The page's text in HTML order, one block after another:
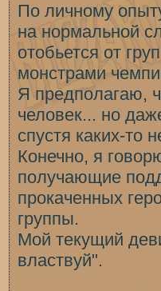
По личному
на нормальной
отобьется от
монстрами
Я предполагаю,
человек... но
спустя каких-то
Конечно, я
получающие
прокаченных
группы.
Мой текущий
властвуй".